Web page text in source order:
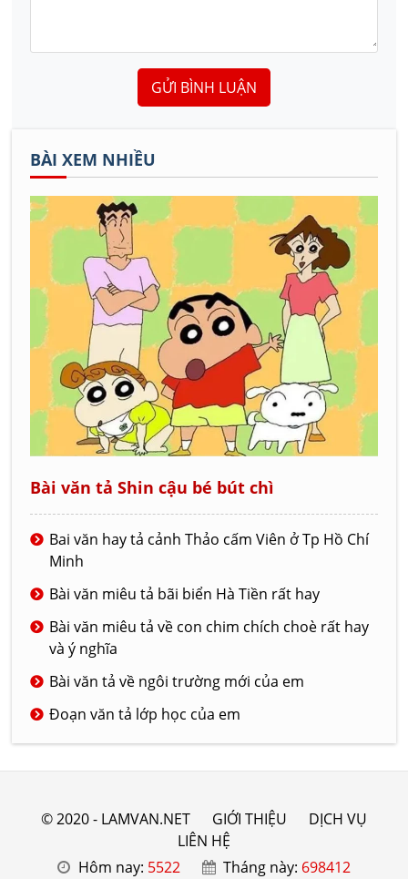
GỬI BÌNH LUẬN
BÀI XEM NHIỀU
Bài văn tả Shin cậu bé bút chì
Bai văn hay tả cảnh Thảo cấm Viên ở Tp Hồ Chí
Minh
Bài văn miêu tả bãi biển Hà Tiền rất hay
Bài văn miêu tả về con chim chích choè rất hay
và ý nghĩa
Bài văn tả về ngôi trường mới của em
Đoạn văn tả lớp học của em
© 2020 - LAMVAN.NET GIỚI THIỆU
DỊCH VỤ
LIÊN HỆ
Hôm nay: 5522 Tháng này: 698412